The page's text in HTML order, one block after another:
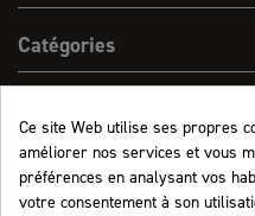
Catégories
Informations
Ce site Web utilise ses propres
améliorer nos services et vous
préférences en analysant vos
votre consentement à son